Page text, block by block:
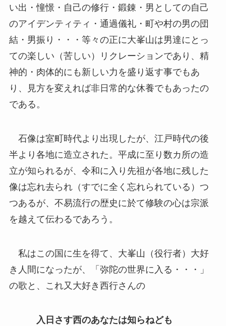
い出・憧憬・自己の修行・鍛錬・男としての自己
のアイデンティティ・通過儀礼・町や村の男の団
結・男振り・・・等々の正に大峯山は男達にとっ
ての楽しい（苦しい）リクレーションであり、精
神的・肉体的にも新しい力を盛り返す事でもあ
り、見方を変えれば非日常的な休養でもあったの
である。
石像は室町時代より出現したが、江戸時代の後
半より各地に造立された。平成に至り数カ所の造
立が知られるが、令和に入り先祖が各地に残した
像は忘れ去られ（すでに全く忘れられている）つ
つあるが、不易流行の歴史に於て修験の心は宗派
を越えて伝わるであろう。
私はこの国に生を得て、大峯山（役行者）大好
き人間になったが、「弥陀の世界に入る・・・」
の歌と、これ又大好き西行さんの
入日さす西のあなたは知らねども